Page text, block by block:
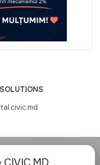
⚙ Confidențialitate